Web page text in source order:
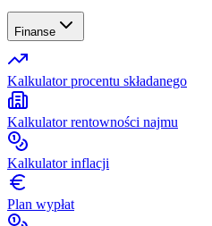
Finanse
Kalkulator procentu składanego
Kalkulator rentowności najmu
Kalkulator inflacji
Plan wypłat